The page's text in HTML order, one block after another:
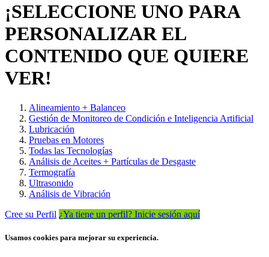
¡SELECCIONE UNO PARA
PERSONALIZAR EL
CONTENIDO QUE QUIERE
VER!
Alineamiento + Balanceo
Gestión de Monitoreo de Condición e Inteligencia Artificial
Lubricación
Pruebas en Motores
Todas las Tecnologías
Análisis de Aceites + Partículas de Desgaste
Termografía
Ultrasonido
Análisis de Vibración
Cree su Perfil ¿Ya tiene un perfil? Inicie sesión aquí
Usamos cookies para mejorar su experiencia.